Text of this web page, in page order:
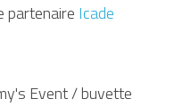
partenaire Icade
Event / buvette